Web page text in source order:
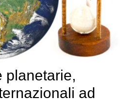
planetarie,
ad